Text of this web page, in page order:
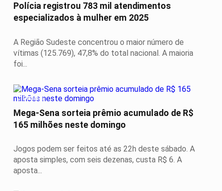
Polícia registrou 783 mil atendimentos
especializados à mulher em 2025
A Região Sudeste concentrou o maior número de
vítimas (125.769), 47,8% do total nacional. A maioria
foi...
CIDADES
Mega-Sena sorteia prêmio acumulado de R$
165 milhões neste domingo
Jogos podem ser feitos até as 22h deste sábado. A
aposta simples, com seis dezenas, custa R$ 6. A
aposta...